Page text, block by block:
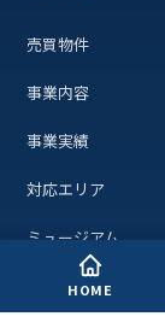
売買物件
事業内容
事業実績
対応エリア
ミュージアム
HOME